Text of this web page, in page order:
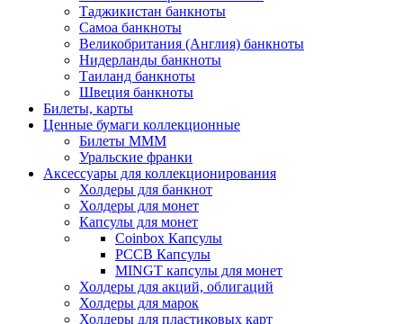
Таджикистан банкноты
Самоа банкноты
Великобритания (Англия) банкноты
Нидерланды банкноты
Таиланд банкноты
Швеция банкноты
Билеты, карты
Ценные бумаги коллекционные
Билеты МММ
Уральские франки
Аксессуары для коллекционирования
Холдеры для банкнот
Холдеры для монет
Капсулы для монет
Coinbox Капсулы
РССВ Капсулы
MINGT капсулы для монет
Холдеры для акций, облигаций
Холдеры для марок
Холдеры для пластиковых карт